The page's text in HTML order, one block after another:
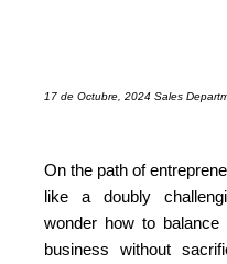
17 de Octubre, 2024 Sales
On the path of
like a doubly
wonder how to
business without